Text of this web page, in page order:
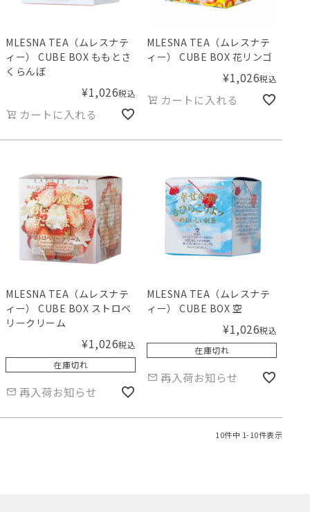
MLESNA TEA（ムレスナテ
ィー） CUBE BOX ももとさ
くらんぼ
¥1,026税込
カートに入れる
MLESNA TEA（ムレスナテ
ィー） CUBE BOX 花リンゴ
¥1,026税込
カートに入れる
MLESNA TEA（ムレスナテ
ィー） CUBE BOX ストロベ
リークリーム
¥1,026税込
在庫切れ
再入荷お知らせ
MLESNA TEA（ムレスナテ
ィー） CUBE BOX 空
¥1,026税込
在庫切れ
再入荷お知らせ
10件中 1-10件表示